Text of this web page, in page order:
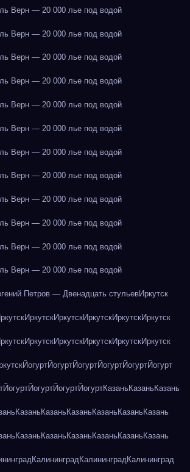
Верн — 20 000 лье под водой
Верн — 20 000 лье под водой
Верн — 20 000 лье под водой
Верн — 20 000 лье под водой
Верн — 20 000 лье под водой
Верн — 20 000 лье под водой
Верн — 20 000 лье под водой
Верн — 20 000 лье под водой
Верн — 20 000 лье под водой
Верн — 20 000 лье под водой
Верн — 20 000 лье под водой
Верн — 20 000 лье под водой
Петров — Двенадцать стульевИркутск
ИркутскИркутскИркутскИркутскИркутск
ИркутскИркутскИркутскИркутскИркутск
ЙогуртЙогуртЙогуртЙогуртЙогуртЙогурт
ЙогуртЙогуртЙогуртЙогуртКазаньКазаньКазань
КазаньКазаньКазаньКазаньКазаньКазань
КазаньКазаньКазаньКазаньКазаньКазань
КалининградКалининградКалининград